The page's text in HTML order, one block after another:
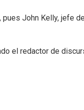
John Kelly, jefe
el redactor de